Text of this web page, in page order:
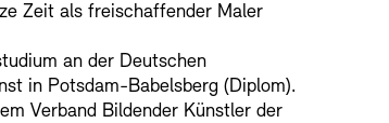
Presse
Zeit als freischaffender Maler
an der Deutschen
in Potsdam-Babelsberg (Diplom).
Verband Bildender Künstler der